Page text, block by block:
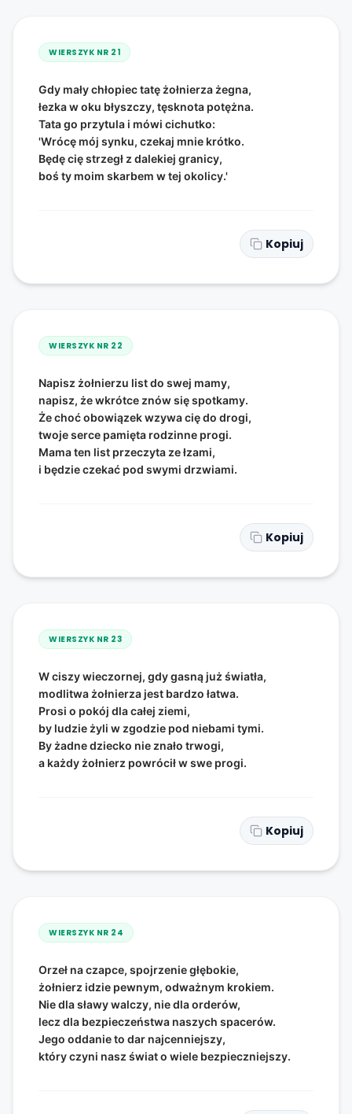
WIERSZYK NR 21
Gdy mały chłopiec tatę żołnierza żegna,
łezka w oku błyszczy, tęsknota potężna.
Tata go przytula i mówi cichutko:
'Wrócę mój synku, czekaj mnie krótko.
Będę cię strzegł z dalekiej granicy,
boś ty moim skarbem w tej okolicy.'
Kopiuj
WIERSZYK NR 22
Napisz żołnierzu list do swej mamy,
napisz, że wkrótce znów się spotkamy.
Że choć obowiązek wzywa cię do drogi,
twoje serce pamięta rodzinne progi.
Mama ten list przeczyta ze łzami,
i będzie czekać pod swymi drzwiami.
Kopiuj
WIERSZYK NR 23
W ciszy wieczornej, gdy gasną już światła,
modlitwa żołnierza jest bardzo łatwa.
Prosi o pokój dla całej ziemi,
by ludzie żyli w zgodzie pod niebami tymi.
By żadne dziecko nie znało trwogi,
a każdy żołnierz powrócił w swe progi.
Kopiuj
WIERSZYK NR 24
Orzeł na czapce, spojrzenie głębokie,
żołnierz idzie pewnym, odważnym krokiem.
Nie dla sławy walczy, nie dla orderów,
lecz dla bezpieczeństwa naszych spacerów.
Jego oddanie to dar najcenniejszy,
który czyni nasz świat o wiele bezpieczniejszy.